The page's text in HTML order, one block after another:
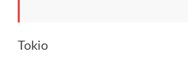
Tokio